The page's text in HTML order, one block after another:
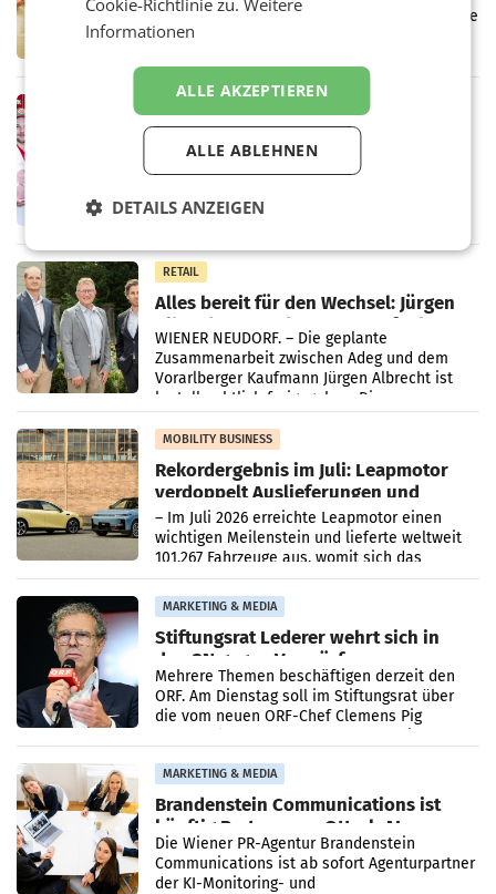
Kreislauffähigkeit
Über den gesamten August hinweg rücken die
Altstoff Recycling Austria AG (ARA) und der
„Kreislauf-Helden“ in allen österreichischen
Müller-Filialen
Penny modernisiert zwei Filialen in
Ober- und Niederösterreich
WIENER NEUDORF. – Im Rahmen einer
erneuert Penny zwei Filialen in Nieder- und
in Haag sowie im rund
RETAIL
Alles bereit für den Wechsel: Jürgen
Albrecht setzt ab 1.1.2027 auf Adeg
WIENER NEUDORF. – Die geplante
Zusammenarbeit zwischen Adeg und dem
Vorarlberger Kaufmann Jürgen Albrecht ist
kartellrechtlich freigegeben: Die
Bundeswettbewerbsbehörde und der
Bundeskartellanwalt
MOBILITY BUSINESS
Rekordergebnis im Juli: Leapmotor
verdoppelt Auslieferungen und
überschreitet die 100.000er-Marke
– Im Juli 2026 erreichte Leapmotor einen
wichtigen Meilenstein und lieferte weltweit
101.267 Fahrzeuge aus, womit sich das
Ergebnis gegenüber Juli 2025 mehr als
verdoppelte (+102
MARKETING & MEDIA
Stiftungsrat Lederer wehrt sich in
den SN gegen Vorwürfe
Mehrere Themen beschäftigen derzeit den
ORF. Am Dienstag soll im Stiftungsrat über
die vom neuen ORF-Chef Clemens Pig
MARKETING & MEDIA
Brandenstein Communications ist
künftig Partner von OtterlyAI
Die Wiener PR-Agentur Brandenstein
Communications ist ab sofort Agenturpartner
der KI-Monitoring- und
Informationen
ALLE AKZEPTIEREN
ALLE ABLEHNEN
DETAILS ANZEIGEN